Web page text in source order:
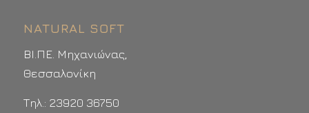
NATURAL SOFT
ΒΙ.ΠΕ. Μηχανιώνας,
Θεσσαλονίκη
Τηλ.: 23920 36750